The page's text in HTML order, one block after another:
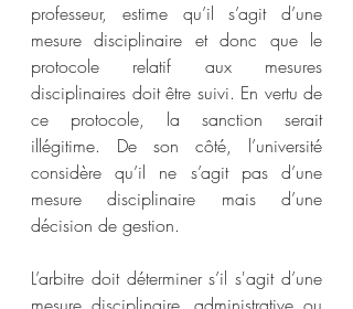
professeur, estime qu’il s’agit d’une
mesure disciplinaire et donc que le
protocole relatif aux mesures
disciplinaires doit être suivi. En vertu de
ce protocole, la sanction serait
illégitime. De son côté, l’université
considère qu’il ne s’agit pas d’une
mesure disciplinaire mais d’une
décision de gestion.
L’arbitre doit déterminer s’il s'agit d’une